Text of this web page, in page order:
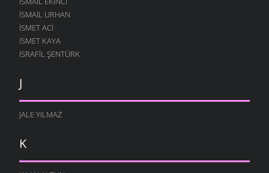
İSMAIL URHAN
İSMET ACI
ISMET KAYA
İSRAFIL ŞENTÜRK
J
JALE YILMAZ
K